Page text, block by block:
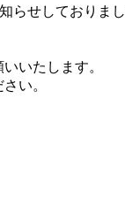
らせしておりま
いたします。
い。